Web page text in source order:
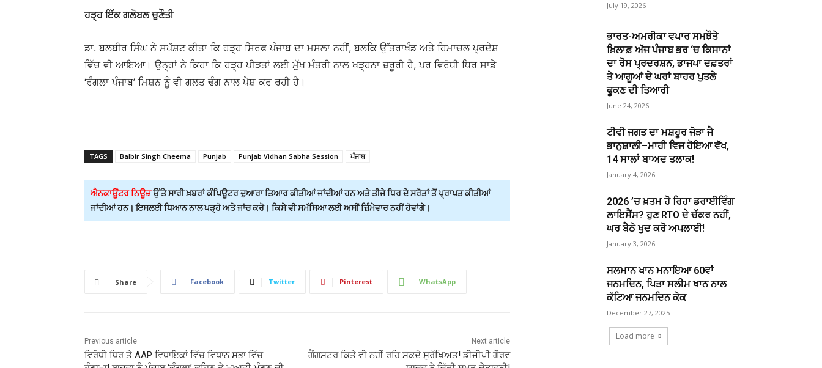
ਹੜ੍ਹ ਇੱਕ ਗਲੋਬਲ ਚੁਣੌਤੀ
ਡਾ. ਬਲਬੀਰ ਸਿੰਘ ਨੇ ਸਪੱਸ਼ਟ ਕੀਤਾ ਕਿ ਹੜ੍ਹ ਸਿਰਫ ਪੰਜਾਬ ਦਾ ਮਸਲਾ ਨਹੀਂ, ਬਲਕਿ ਉੱਤਰਾਖੰਡ ਅਤੇ ਹਿਮਾਚਲ ਪ੍ਰਦੇਸ਼
ਵਿੱਚ ਵੀ ਆਇਆ। ਉਨ੍ਹਾਂ ਨੇ ਕਿਹਾ ਕਿ ਹੜ੍ਹ ਪੀੜਤਾਂ ਲਈ ਮੁੱਖ ਮੰਤਰੀ ਨਾਲ ਖੜ੍ਹਨਾ ਜ਼ਰੂਰੀ ਹੈ, ਪਰ ਵਿਰੋਧੀ ਧਿਰ ਸਾਡੇ
‘ਰੰਗਲਾ ਪੰਜਾਬ’ ਮਿਸ਼ਨ ਨੂੰ ਵੀ ਗਲਤ ਢੰਗ ਨਾਲ ਪੇਸ਼ ਕਰ ਰਹੀ ਹੈ।
TAGS Balbir Singh Cheema Punjab Punjab Vidhan Sabha Session ਪੰਜਾਬ
ਐਨਕਾਊਂਟਰ ਨਿਊਜ਼ਉੱਤੇ ਸਾਰੀ ਖ਼ਬਰਾਂ ਕੰਪਿਊਟਰ ਦੁਆਰਾ ਤਿਆਰ ਕੀਤੀਆਂ ਜਾਂਦੀਆਂ ਹਨ ਅਤੇ ਤੀਜੇ ਧਿਰ ਦੇ ਸਰੋਤਾਂ ਤੋਂ ਪ੍ਰਾਪਤ ਕੀਤੀਆਂ
ਜਾਂਦੀਆਂ ਹਨ। ਇਸਲਈ ਧਿਆਨ ਨਾਲ ਪੜ੍ਹੋ ਅਤੇ ਜਾਂਚ ਕਰੋ। ਕਿਸੇ ਵੀ ਸਮੱਸਿਆ ਲਈ ਅਸੀਂ ਜ਼ਿੰਮੇਵਾਰ ਨਹੀਂ ਹੋਵਾਂਗੇ।
Share Facebook Twitter Pinterest WhatsApp
Previous article
ਵਿਰੋਧੀ ਧਿਰ ਤੇ AAP ਵਿਧਾਇਕਾਂ ਵਿੱਚ ਵਿਧਾਨ ਸਭਾ ਵਿੱਚ
Next article
ਗੈਂਗਸਟਰ ਕਿਤੇ ਵੀ ਨਹੀਂ ਰਹਿ ਸਕਦੇ ਸੁਰੱਖਿਅਤ! ਡੀਜੀਪੀ ਗੌਰਵ
July 19, 2026
ਭਾਰਤ-ਅਮਰੀਕਾ ਵਪਾਰ ਸਮਝੌਤੇ
ਖ਼ਿਲਾਫ਼ ਅੱਜ ਪੰਜਾਬ ਭਰ ‘ਚ ਕਿਸਾਨਾਂ
ਦਾ ਰੋਸ ਪ੍ਰਦਰਸ਼ਨ, ਭਾਜਪਾ ਦਫ਼ਤਰਾਂ
ਤੇ ਆਗੂਆਂ ਦੇ ਘਰਾਂ ਬਾਹਰ ਪੁਤਲੇ
ਫੂਕਣ ਦੀ ਤਿਆਰੀ
June 24, 2026
ਟੀਵੀ ਜਗਤ ਦਾ ਮਸ਼ਹੂਰ ਜੋੜਾ ਜੈ
ਭਾਨੁਸ਼ਾਲੀ–ਮਾਹੀ ਵਿਜ ਹੋਇਆ ਵੱਖ,
14 ਸਾਲਾਂ ਬਾਅਦ ਤਲਾਕ!
January 4, 2026
2026 ’ਚ ਖ਼ਤਮ ਹੋ ਰਿਹਾ ਡਰਾਈਵਿੰਗ
ਲਾਇਸੈਂਸ? ਹੁਣ RTO ਦੇ ਚੱਕਰ ਨਹੀਂ,
ਘਰ ਬੈਠੇ ਖੁਦ ਕਰੋ ਅਪਲਾਈ!
January 3, 2026
ਸਲਮਾਨ ਖਾਨ ਮਨਾਇਆ 60ਵਾਂ
ਜਨਮਦਿਨ, ਪਿਤਾ ਸਲੀਮ ਖਾਨ ਨਾਲ
ਕੱਟਿਆ ਜਨਮਦਿਨ ਕੇਕ
December 27, 2025
Load more